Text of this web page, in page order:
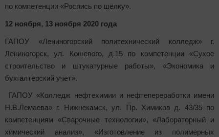
по компетенции «Роспись по шёлку».
12 ноября, 13 ноября 2020 года
ГАПОУ «Лениногорский политехнический колледж» г.
Лениногорск, ул. Кошевого, д.15 по компетенции «Сухое
строительство и штукатурные работы», «Экономика и
бухгалтерский учет».
ГАПОУ «Колледж нефтехимии и нефтепереработки имени
Н.В.Лемаева» г. Нижнекамск, ул. Пр. Химиков д. 43/35 по
компетенциям «Сварочные технологии», «Лабораторный и
химический анализ», «Изготовление из полимерных